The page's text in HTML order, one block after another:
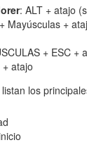
: ALT + atajo
Mayúsculas +
+ ESC +
+ atajo
los